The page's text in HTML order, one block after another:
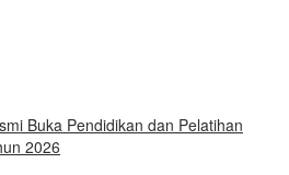
Buka Pendidikan dan Pelatihan
2026